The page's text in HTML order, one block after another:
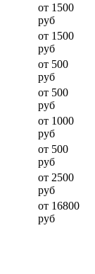
от 1500
руб
от 1500
руб
от 500
руб
от 500
руб
от 1000
руб
от 500
руб
от 2500
руб
от 16800
руб